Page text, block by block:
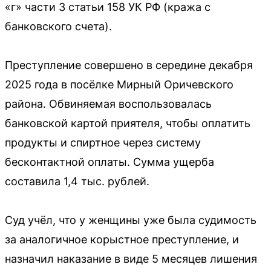
«г» части 3 статьи 158 УК РФ (кража с
банковского счета).
Преступление совершено в середине декабря
2025 года в посёлке Мирный Оричевского
района. Обвиняемая воспользовалась
банковской картой приятеля, чтобы оплатить
продукты и спиртное через систему
бесконтактной оплаты. Сумма ущерба
составила 1,4 тыс. рублей.
Суд учёл, что у женщины уже была судимость
за аналогичное корыстное преступление, и
назначил наказание в виде 5 месяцев лишения